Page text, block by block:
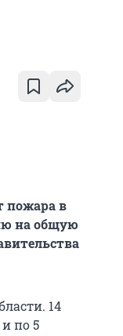
пожара в
на общую
14
по 5